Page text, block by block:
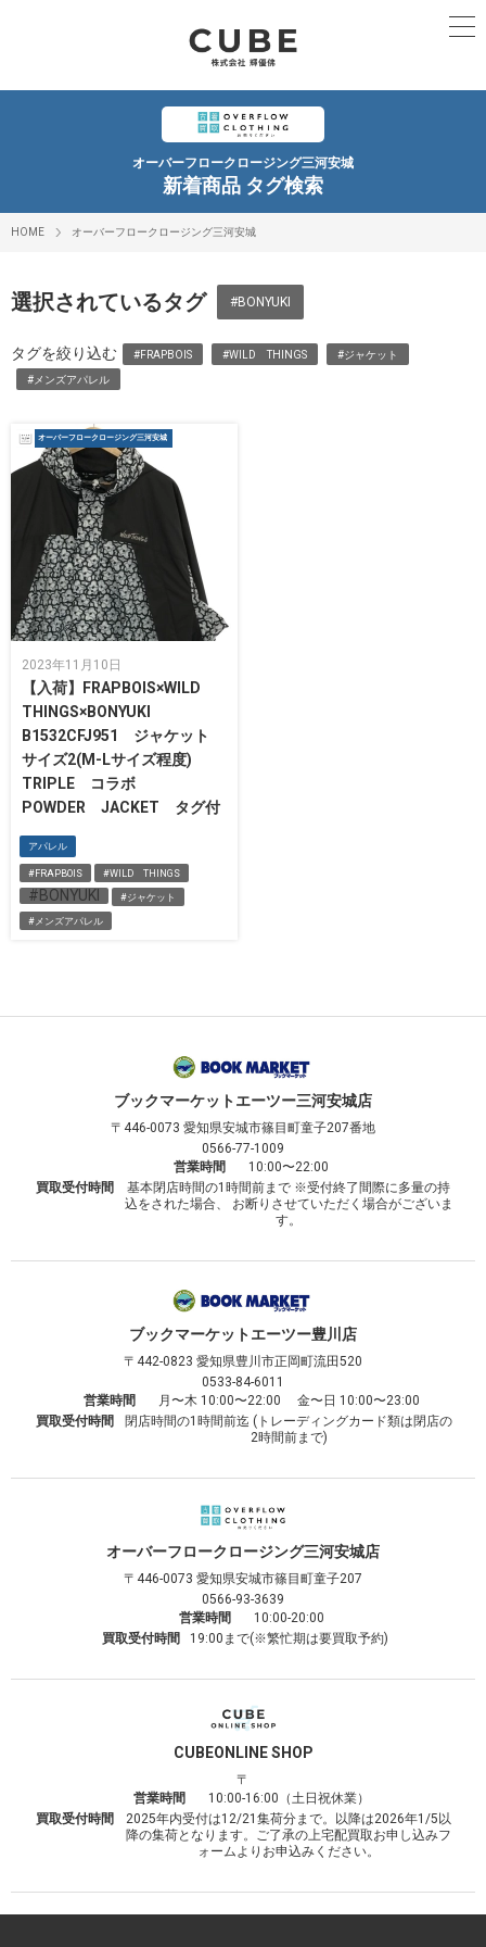
オーバーフロークロージング三河安城
新着商品 タグ検索
HOME オーバーフロークロージング三河安城
選択されているタグ #BONYUKI
タグを絞り込む #FRAPBOIS #WILD THINGS #ジャケット
#メンズアパレル
オーバーフロークロージング三河安城
2023年11月10日
【入荷】FRAPBOIS×WILD
THINGS×BONYUKI
B1532CFJ951 ジャケット
サイズ2(M-Lサイズ程度)
TRIPLE コラボ
POWDER JACKET タグ付
アパレル
#FRAPBOIS #WILD THINGS
#BONYUKI #ジャケット
#メンズアパレル
ブックマーケットエーツー三河安城店
〒446-0073 愛知県安城市篠目町童子207番地
0566-77-1009
営業時間
10:00〜22:00
買取受付時間
基本閉店時間の1時間前まで ※受付終了間際に多量の持
込をされた場合、 お断りさせていただく場合がございま
す。
ブックマーケットエーツー豊川店
〒442-0823 愛知県豊川市正岡町流田520
0533-84-6011
営業時間
月〜木 10:00〜22:00 金〜日 10:00〜23:00
買取受付時間
閉店時間の1時間前迄 (トレーディングカード類は閉店の
2時間前まで)
オーバーフロークロージング三河安城店
〒446-0073 愛知県安城市篠目町童子207
0566-93-3639
営業時間
10:00-20:00
買取受付時間
19:00まで(※繁忙期は要買取予約)
CUBEONLINE SHOP
〒
営業時間
10:00-16:00（土日祝休業）
買取受付時間
2025年内受付は12/21集荷分まで。以降は2026年1/5以
降の集荷となります。ご了承の上宅配買取お申し込みフ
ォームよりお申込みください。